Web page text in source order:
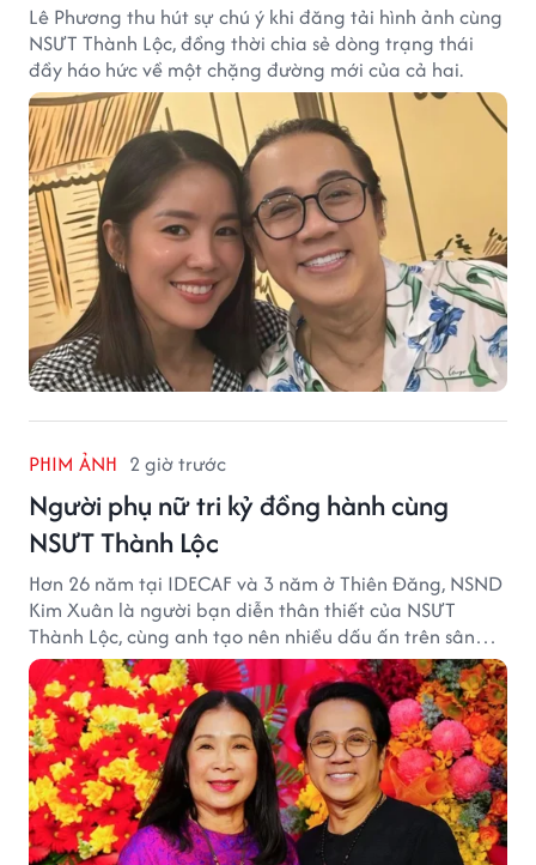
Lê Phương thu hút sự chú ý khi đăng tải hình ảnh cùng
NSƯT Thành Lộc, đồng thời chia sẻ dòng trạng thái
đầy háo hức về một chặng đường mới của cả hai.
PHIM ẢNH 2 giờ trước
Người phụ nữ tri kỷ đồng hành cùng
NSƯT Thành Lộc
Hơn 26 năm tại IDECAF và 3 năm ở Thiên Đăng, NSND
Kim Xuân là người bạn diễn thân thiết của NSƯT
Thành Lộc, cùng anh tạo nên nhiều dấu ấn trên sân
khấu.